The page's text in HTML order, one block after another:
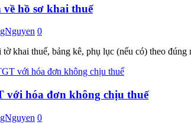
hồ sơ khai thuế
0
khai thuế, bảng kê, phụ lục (nếu có) theo
với hóa đơn không chịu thuế
0